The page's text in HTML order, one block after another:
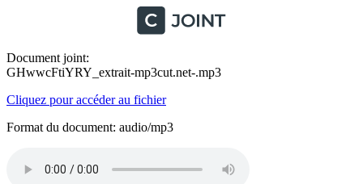
Document joint:
GHwwcFtiYRY_extrait-mp3cut.net-.mp3
Cliquez pour accéder au fichier
Format du document: audio/mp3